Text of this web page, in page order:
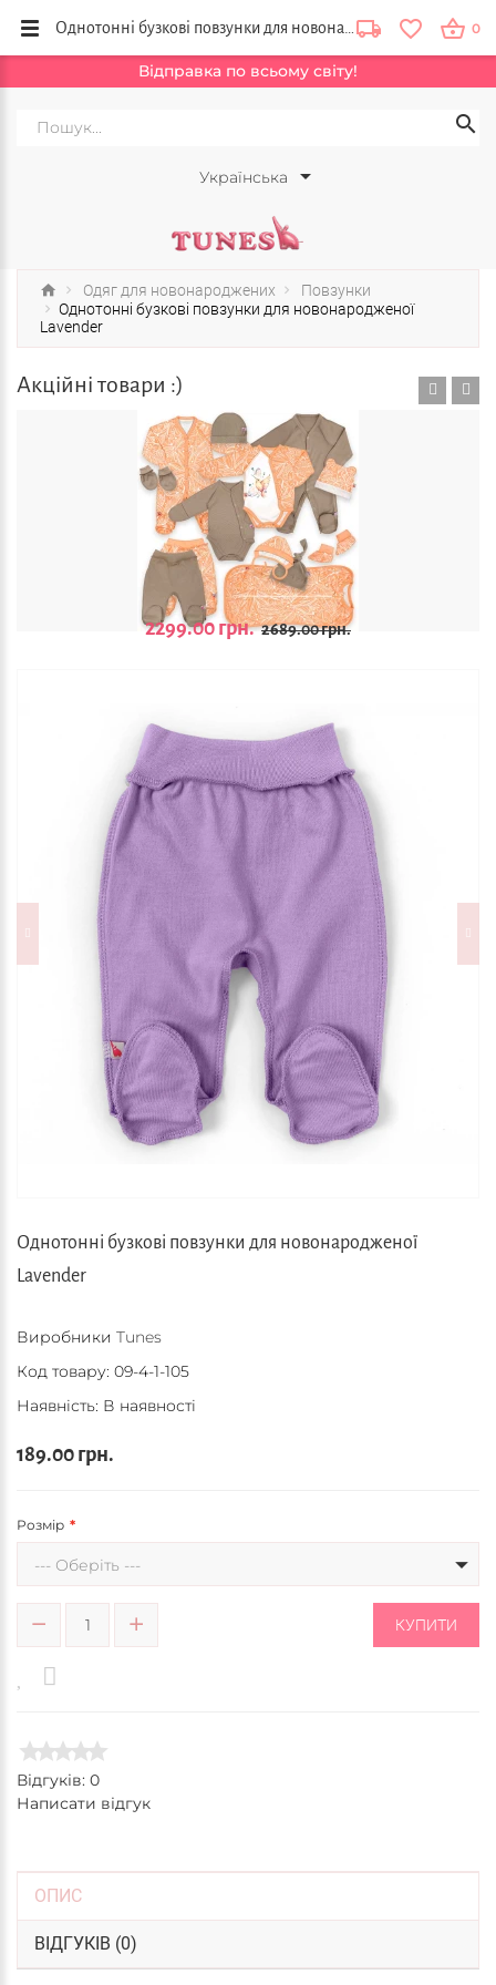
Відправка по всьому світу!
Українська
0
Одяг для новонароджених
Повзунки
Однотонні бузкові повзунки для новонародженої
Lavender
Акційні товари :)
2299.00 грн. 2689.00 грн.
Однотонні бузкові повзунки для новонародженої
Lavender
Виробники Tunes
Код товару: 09-4-1-105
Наявність: В наявності
189.00 грн.
Розмір
--- Оберіть ---
КУПИТИ
Відгуків: 0
Написати відгук
ОПИС
ВІДГУКІВ (0)